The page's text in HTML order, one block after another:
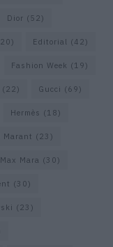
Dior (52)
Editorial (42)
Fashion Week (19)
(22) Gucci (69)
Hermès (18)
Marant (23)
Max Mara (30)
(30)
(23)